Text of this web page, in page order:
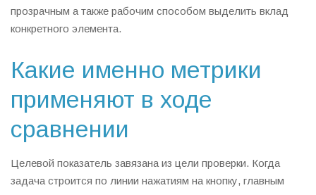
прозрачным а также рабочим способом выделить вклад
конкретного элемента.
Какие именно метрики
применяют в ходе
сравнении
Целевой показатель завязана из цели проверки. Когда
задача строится по линии нажатиям на кнопку, главным